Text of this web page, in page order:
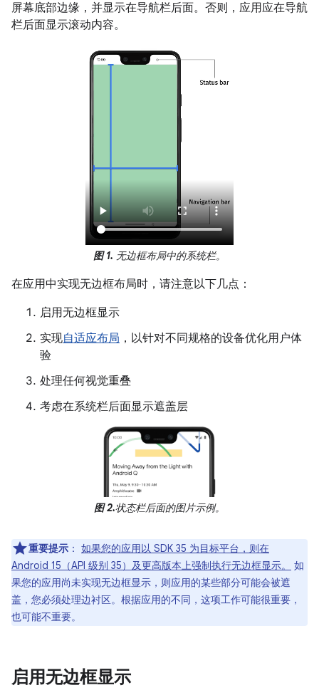
屏幕底部边缘，并显示在导航栏后面。否则，应用应在导航
栏后面显示滚动内容。
图 1. 无边框布局中的系统栏。
在应用中实现无边框布局时，请注意以下几点：
启用无边框显示
实现自适应布局 ，以针对不同规格的设备优化用户体
验
处理任何视觉重叠
考虑在系统栏后面显示遮盖层
图 2.状态栏后面的图片示例。
重要提示 ： 如果您的应用以 SDK 35 为目标平台，则在
Android 15（API 级别 35）及更高版本上强制执行无边框显示。
如
果您的应用尚未实现无边框显示，则应用的某些部分可能会被遮
盖，您必须处理边衬区。根据应用的不同，这项工作可能很重要，
也可能不重要。
启用无边框显示